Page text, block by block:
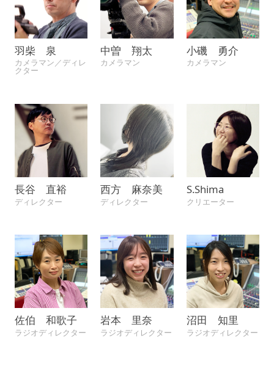
羽柴 泉
カメラマン／ディレ
クター
中曽 翔太
カメラマン
小磯 勇介
カメラマン
長谷 直裕
ディレクター
西方 麻奈美
ディレクター
S.Shima
クリエーター
佐伯 和歌子
ラジオディレクター
岩本 里奈
ラジオディレクター
沼田 知里
ラジオディレクター